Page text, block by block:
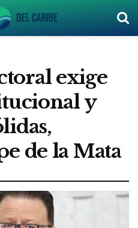
exige
y
de la Mata